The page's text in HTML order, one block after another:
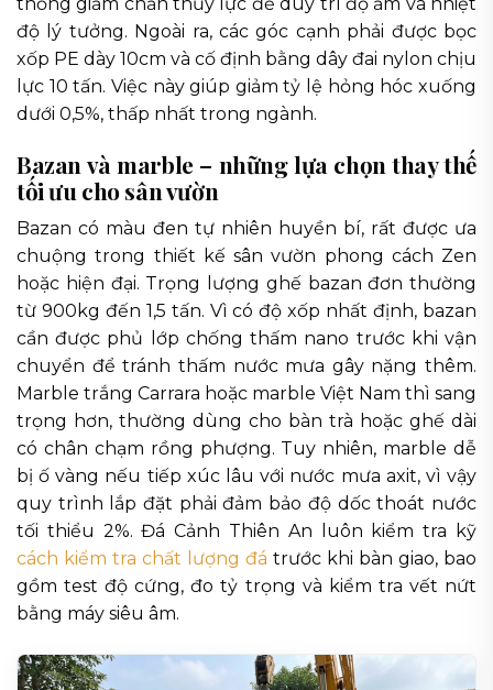
độ lý tưởng. Ngoài ra, các góc cạnh phải được bọc
xốp PE dày 10cm và cố định bằng dây đai nylon chịu
lực 10 tấn. Việc này giúp giảm tỷ lệ hỏng hóc xuống
dưới 0,5%, thấp nhất trong ngành.
Bazan và marble – những lựa chọn thay thế
tối ưu cho sân vườn
Bazan có màu đen tự nhiên huyền bí, rất được ưa
chuộng trong thiết kế sân vườn phong cách Zen
hoặc hiện đại. Trọng lượng ghế bazan đơn thường
từ 900kg đến 1,5 tấn. Vì có độ xốp nhất định, bazan
cần được phủ lớp chống thấm nano trước khi vận
chuyển để tránh thấm nước mưa gây nặng thêm.
Marble trắng Carrara hoặc marble Việt Nam thì sang
trọng hơn, thường dùng cho bàn trà hoặc ghế dài
có chân chạm rồng phượng. Tuy nhiên, marble dễ
bị ố vàng nếu tiếp xúc lâu với nước mưa axit, vì vậy
quy trình lắp đặt phải đảm bảo độ dốc thoát nước
tối thiểu 2%. Đá Cảnh Thiên An luôn kiểm tra kỹ
cách kiểm tra chất lượng đá trước khi bàn giao, bao
gồm test độ cứng, đo tỷ trọng và kiểm tra vết nứt
bằng máy siêu âm.